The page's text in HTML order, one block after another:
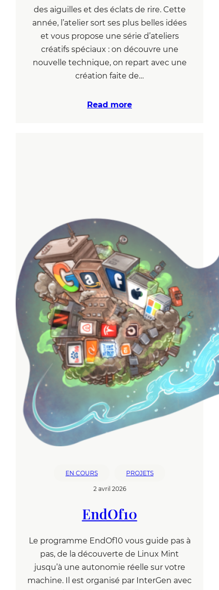
des aiguilles et des éclats de rire. Cette
année, l’atelier sort ses plus belles idées
et vous propose une série d’ateliers
créatifs spéciaux : on découvre une
nouvelle technique, on repart avec une
création faite de…
Read more
EN COURS PROJETS
2 avril 2026
EndOf10
Le programme EndOf10 vous guide pas à
pas, de la découverte de Linux Mint
jusqu’à une autonomie réelle sur votre
machine. Il est organisé par InterGen avec